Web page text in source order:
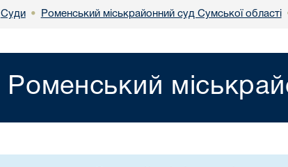
Суди • Роменський міськрайонний суд Сумської області
Роменський